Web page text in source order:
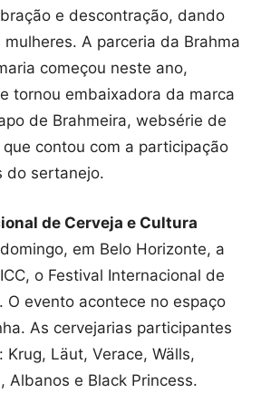
e descontração, dando
A parceria da Brahma
começou neste ano,
tornou embaixadora da marca
de Brahmeira, websérie de
contou com a participação
do sertanejo.
de Cerveja e Cultura
em Belo Horizonte, a
o Festival Internacional de
O evento acontece no espaço
As cervejarias participantes
Krug, Läut, Verace, Wälls,
Albanos e Black Princess.